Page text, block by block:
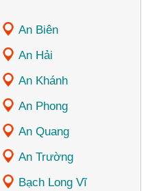
An Biên
An Hải
An Khánh
An Phong
An Quang
An Trường
Bạch Long Vĩ